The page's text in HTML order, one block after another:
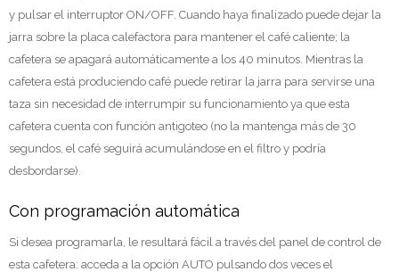
y pulsar el interruptor ON/OFF. Cuando haya finalizado puede dejar la
jarra sobre la placa calefactora para mantener el café caliente; la
cafetera se apagará automáticamente a los 40 minutos. Mientras la
cafetera está produciendo café puede retirar la jarra para servirse una
taza sin necesidad de interrumpir su funcionamiento ya que esta
cafetera cuenta con función antigoteo (no la mantenga más de 30
segundos, el café seguirá acumulándose en el filtro y podría
desbordarse).
Con programación automática
Si desea programarla, le resultará fácil a través del panel de control de
esta cafetera: acceda a la opción AUTO pulsando dos veces el